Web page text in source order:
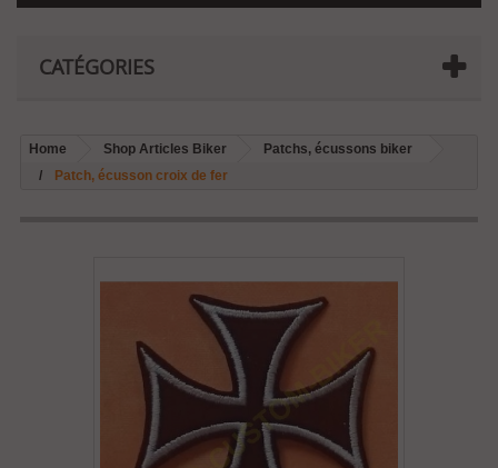
CATÉGORIES
Home Shop Articles Biker
Patchs, écussons biker
Patch, écusson croix de fer